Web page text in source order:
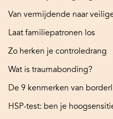
Van vermijdende naar
Laat familiepatronen los
Zo herken je controledrang
Wat is traumabonding?
De 9 kenmerken van
HSP-test: ben je